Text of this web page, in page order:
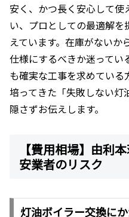
安く、かつ長く安心して
い、プロとしての最適解
えています。在庫がない
仕様にするべきか迷ってい
も確実な工事を求めてい
培ってきた「失敗しない灯
隠さずお伝えします。
【費用相場】由利
安業者のリスク
灯油ボイラー交換に